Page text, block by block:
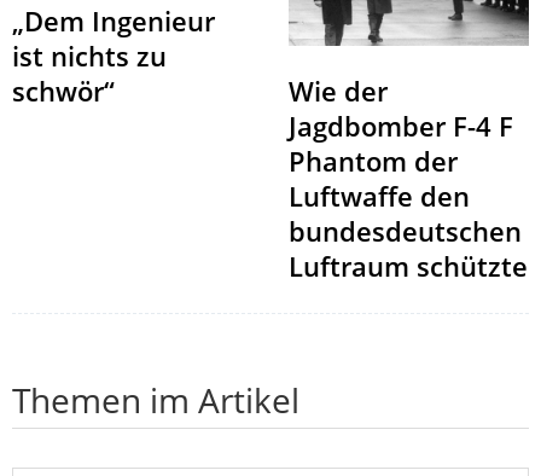
„Dem Ingenieur
ist nichts zu
schwör“
Wie der
Jagdbomber F-4 F
Phantom der
Luftwaffe den
bundesdeutschen
Luftraum schützte
Themen im Artikel